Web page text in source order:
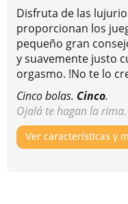
Disfruta de las
proporcionan los
pequeño gran
y suavemente justo
orgasmo. !No te lo
Cinco bolas. Cinco.
Ojalá te hagan la rima.
Ver características y